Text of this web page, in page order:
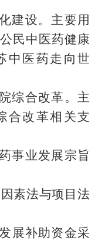
建设。主要用
民中医药健康
中医药走向世
综合改革。主
合改革相关支
事业发展宗旨
素法与项目法
展补助资金采